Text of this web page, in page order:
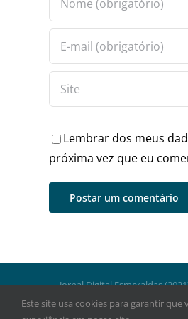
Lembrar dos meus
próxima vez que eu
Jornal Digital Esmeraldas
reservados.
Este site usa cookies para garantir